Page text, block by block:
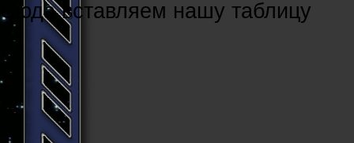
Cюда вставляем нашу таблицу